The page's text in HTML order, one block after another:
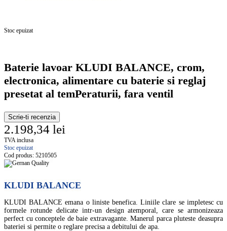
Stoc epuizat
Baterie lavoar KLUDI BALANCE, crom,
electronica, alimentare cu baterie si reglaj
presetat al temPeraturii, fara ventil
Scrie-ti recenzia
2.198,34 lei
TVA inclusa
Stoc epuizat
Cod produs: 5210505
KLUDI BALANCE
KLUDI BALANCE emana o liniste benefica. Liniile clare se impletesc cu
formele rotunde delicate intr-un design atemporal, care se armonizeaza
perfect cu conceptele de baie extravagante. Manerul parca pluteste deasupra
bateriei si permite o reglare precisa a debitului de apa.